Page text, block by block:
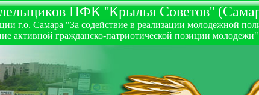
ПФК ''Крылья Советов''
г.о. Самара "За содействие в реализации молодежной
активной гражданско-патриотической позиции молодежи"